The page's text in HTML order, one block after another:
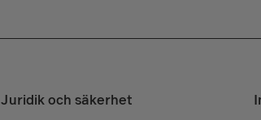
Juridik och säkerhet